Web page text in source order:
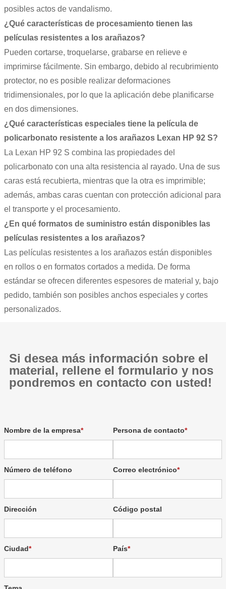
posibles actos de vandalismo.
¿Qué características de procesamiento tienen las
películas resistentes a los arañazos?
Pueden cortarse, troquelarse, grabarse en relieve e
imprimirse fácilmente. Sin embargo, debido al recubrimiento
protector, no es posible realizar deformaciones
tridimensionales, por lo que la aplicación debe planificarse
en dos dimensiones.
¿Qué características especiales tiene la película de
policarbonato resistente a los arañazos Lexan HP 92 S?
La Lexan HP 92 S combina las propiedades del
policarbonato con una alta resistencia al rayado. Una de sus
caras está recubierta, mientras que la otra es imprimible;
además, ambas caras cuentan con protección adicional para
el transporte y el procesamiento.
¿En qué formatos de suministro están disponibles las
películas resistentes a los arañazos?
Las películas resistentes a los arañazos están disponibles
en rollos o en formatos cortados a medida. De forma
estándar se ofrecen diferentes espesores de material y, bajo
pedido, también son posibles anchos especiales y cortes
personalizados.
Si desea más información sobre el
material, rellene el formulario y nos
pondremos en contacto con usted!
Nombre de la empresa Persona de contacto
Número de teléfono Correo electrónico
Dirección Código postal
Ciudad País